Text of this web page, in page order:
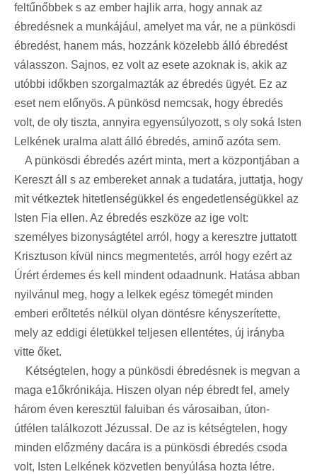
feltűnőbbek s az ember hajlik arra, hogy annak az
ébredésnek a munkájául, amelyet ma vár, ne a pünkösdi
ébredést, hanem más, hozzánk közelebb álló ébredést
válasszon. Sajnos, ez volt az esete azoknak is, akik az
utóbbi időkben szorgalmazták az ébredés ügyét. Ez az
eset nem előnyös. A pünkösd nemcsak, hogy ébredés
volt, de oly tiszta, annyira egyensúlyozott, s oly soká Isten
Lelkének uralma alatt álló ébredés, aminő azóta sem.
A pünkösdi ébredés azért minta, mert a központjában a
Kereszt áll s az embereket annak a tudatára, juttatja, hogy
mit vétkeztek hitetlenségükkel és engedetlenségükkel az
Isten Fia ellen. Az ébredés eszköze az ige volt:
személyes bizonyságtétel arról, hogy a keresztre juttatott
Krisztuson kívül nincs megmentetés, arról hogy ezért az
Úrért érdemes és kell mindent odaadnunk. Hatása abban
nyilvánul meg, hogy a lelkek egész tömegét minden
emberi erőltetés nélkül olyan döntésre kényszerítette,
mely az eddigi életükkel teljesen ellentétes, új irányba
vitte őket.
Kétségtelen, hogy a pünkösdi ébredésnek is megvan a
maga e1őkrónikája. Hiszen olyan nép ébredt fel, amely
három éven keresztül faluiban és városaiban, úton-
útfélen találkozott Jézussal. De az is kétségtelen, hogy
minden előzmény dacára is a pünkösdi ébredés csoda
volt, Isten Lelkének közvetlen benyúlása hozta létre.